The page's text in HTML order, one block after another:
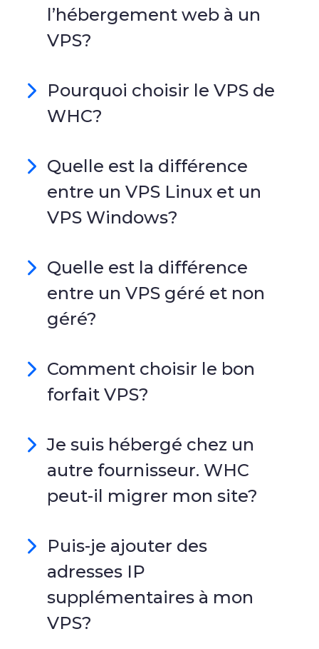
l’hébergement web à un
VPS?
Pourquoi choisir le VPS de
WHC?
Quelle est la différence
entre un VPS Linux et un
VPS Windows?
Quelle est la différence
entre un VPS géré et non
géré?
Comment choisir le bon
forfait VPS?
Je suis hébergé chez un
autre fournisseur. WHC
peut-il migrer mon site?
Puis-je ajouter des
adresses IP
supplémentaires à mon
VPS?